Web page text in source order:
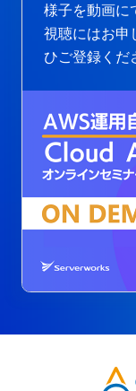
様子を動画に
視聴にはお申
ひご登録くだ